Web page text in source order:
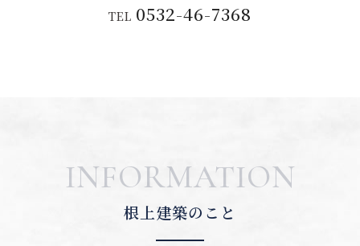
TEL 0532-46-7368
INFORMATION
根上建築のこと